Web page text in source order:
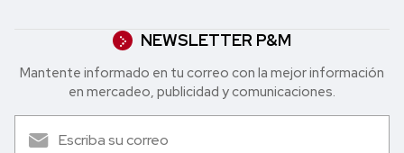
NEWSLETTER P&M
Mantente informado en tu correo con la mejor in formación
en mercadeo, publicidad y comunicaciones.